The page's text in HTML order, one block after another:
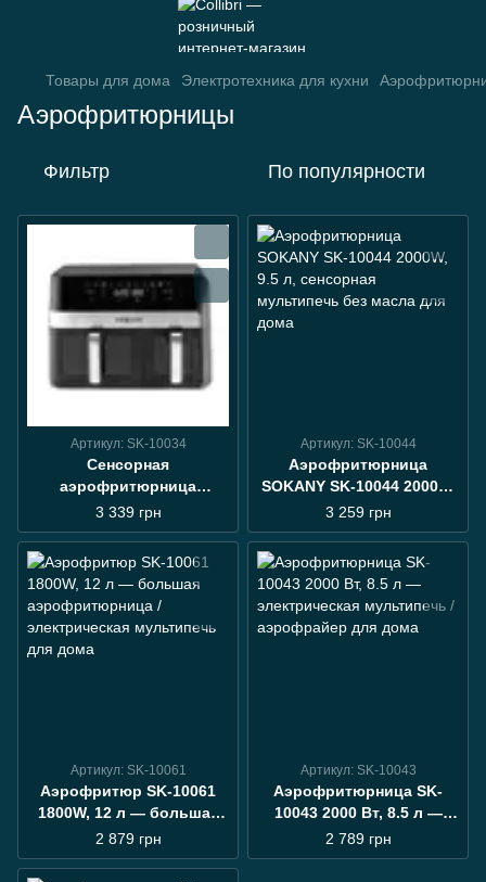
Товары для дома Электротехника для кухни
Аэрофритюрницы
Фильтр По популярности
Артикул: SK-10034
Сенсорная
аэрофритюрница
двойная SK-10034 2800W,
4+7 л, аэрогриль /
мультипечь для дома
3 339 грн
Артикул: SK-10044
Аэрофритюрница
SOKANY SK-10044 2000W,
9.5 л, сенсорная
мультипечь без масла
3 259 грн
Артикул: SK-10061
Аэрофритюр SK-10061
1800W, 12 л — большая
аэрофритюрница /
электрическая
2 879 грн
Артикул: SK-10043
Аэрофритюрница SK-
10043 2000 Вт, 8.5 л —
электрическая
мультипечь / аэрофрайер
2 789 грн